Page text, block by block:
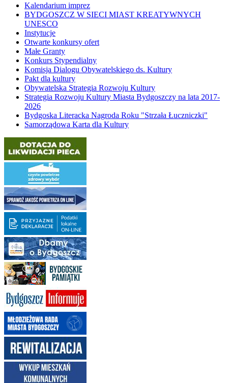
Kalendarium imprez
BYDGOSZCZ W SIECI MIAST KREATYWNYCH
UNESCO
Instytucje
Otwarte konkursy ofert
Małe Granty
Konkurs Stypendialny
Komisja Dialogu Obywatelskiego ds. Kultury
Pakt dla kultury
Obywatelska Strategia Rozwoju Kultury
Strategia Rozwoju Kultury Miasta Bydgoszczy na lata 2017-
2026
Bydgoska Literacka Nagroda Roku "Strzała Łuczniczki"
Samorządowa Karta dla Kultury